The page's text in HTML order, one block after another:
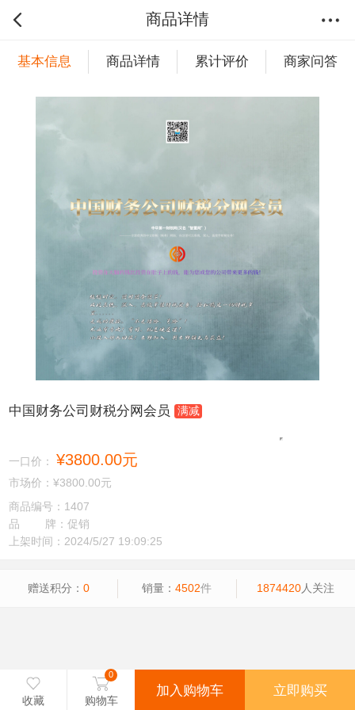
商品详情
基本信息 商品详情 累计评价 商家问答
中国财务公司财税分网会员 满减
一口价： ¥3800.00元
市场价：¥3800.00元
商品编号：1407
品 牌：促销
上架时间：2024/5/27 19:09:25
赠送积分：0 销量：4502件 1874420人关注
收藏

0
购物车